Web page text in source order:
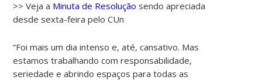
>> Veja a Minuta de Resolução sendo apreciada
desde sexta-feira pelo CUn
“Foi mais um dia intenso e, até, cansativo. Mas
estamos trabalhando com responsabilidade,
seriedade e abrindo espaços para todas as